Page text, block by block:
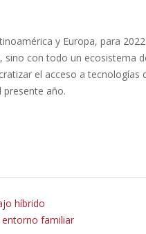
y Europa, para
con todo un ecosistema
el acceso a tecnologías
presente año.
híbrido
entorno familiar